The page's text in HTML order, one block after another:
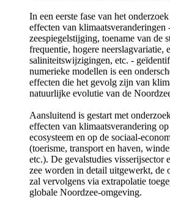
In een eerste fase van het
effecten van klimaatsveranderingen
zeespiegelstijging, toename van de
frequentie, hogere neerslagvariatie,
saliniteitswijzigingen, etc. -
numerieke modellen is een
effecten die het gevolg zijn van
natuurlijke evolutie van de
Aansluitend is gestart met
effecten van klimaatsverandering
ecosysteem en op de sociaal-
(toerisme, transport en haven,
etc.). De gevalstudies visserijsector
zee worden in detail uitgewerkt, de
zal vervolgens via extrapolatie
globale Noordzee-omgeving.